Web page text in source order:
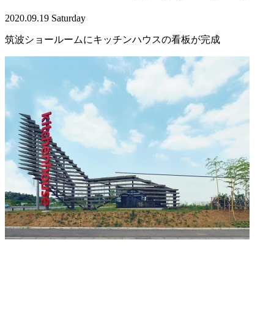
2020.09.19 Saturday
筑波ショールームにキッチンハウスの看板が完成